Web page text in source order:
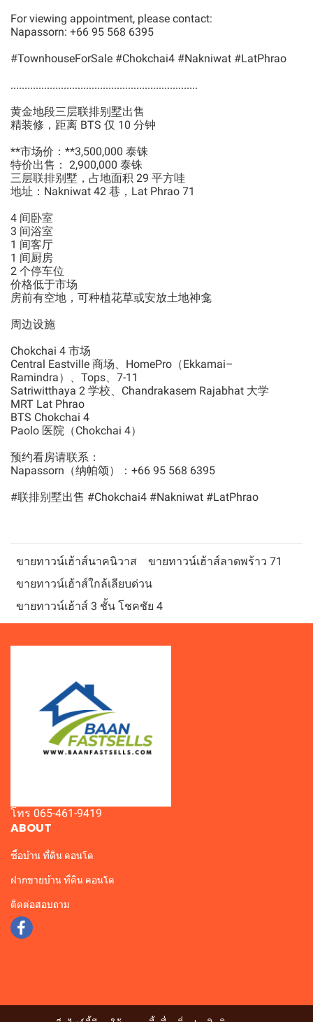
For viewing appointment, please contact:
Napassorn: +66 95 568 6395
#TownhouseForSale #Chokchai4 #Nakniwat #LatPhrao
...................................................................
黄金地段三层联排别墅出售
精装修，距离 BTS 仅 10 分钟
**市场价：**3,500,000 泰铢
特价出售： 2,900,000 泰铢
三层联排别墅，占地面积 29 平方哇
地址：Nakniwat 42 巷，Lat Phrao 71
4 间卧室
3 间浴室
1 间客厅
1 间厨房
2 个停车位
价格低于市场
房前有空地，可种植花草或安放土地神龛
周边设施
Chokchai 4 市场
Central Eastville 商场、HomePro（Ekkamai–
Ramindra）、Tops、7-11
Satriwitthaya 2 学校、Chandrakasem Rajabhat 大学
MRT Lat Phrao
BTS Chokchai 4
Paolo 医院（Chokchai 4）
预约看房请联系：
Napassorn（纳帕颂）：+66 95 568 6395
#联排别墅出售 #Chokchai4 #Nakniwat #LatPhrao
ขายทาวน์เฮ้าส์นาคนิวาส
ขายทาวน์เฮ้าส์ลาดพร้าว 71
ขายทาวน์เฮ้าส์ใกล้เลียบด่วน
ขายทาวน์เฮ้าส์ 3 ชั้น โชคชัย 4
โทร 065-461-9419
ABOUT
ซื้อบ้าน ที่ดิน คอนโด
ฝากขายบ้าน ที่ดิน คอนโด
ติดต่อสอบถาม